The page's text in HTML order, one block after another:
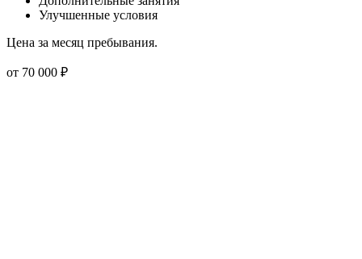
Улучшенные условия
Цена за месяц пребывания.
от 70 000 ₽